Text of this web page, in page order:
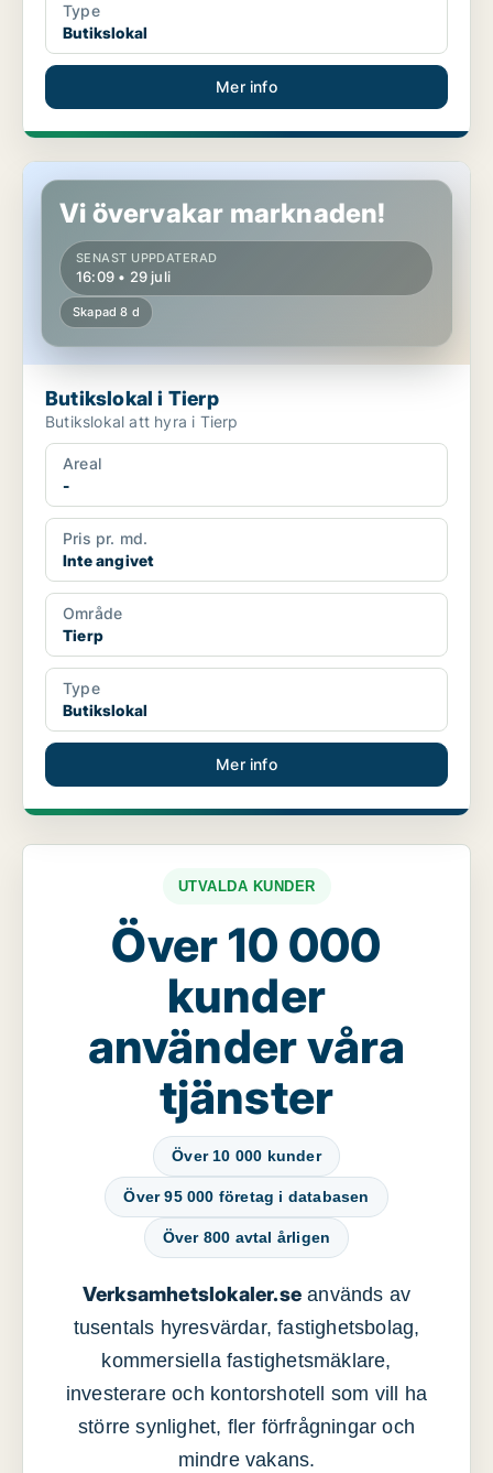
Type
Butikslokal
Mer info
Butikslokal i Tierp
Vi övervakar marknaden!
SENAST UPPDATERAD
16:09 • 29 juli
Skapad 8 d
Butikslokal i Tierp
Butikslokal att hyra i Tierp
Areal
-
Pris pr. md.
Inte angivet
Område
Tierp
Type
Butikslokal
Mer info
UTVALDA KUNDER
Över 10 000
kunder
använder våra
tjänster
Över 10 000 kunder
Över 95 000 företag i databasen
Över 800 avtal årligen
Verksamhetslokaler.se används av
tusentals hyresvärdar, fastighetsbolag,
kommersiella fastighetsmäklare,
investerare och kontorshotell som vill ha
större synlighet, fler förfrågningar och
mindre vakans.